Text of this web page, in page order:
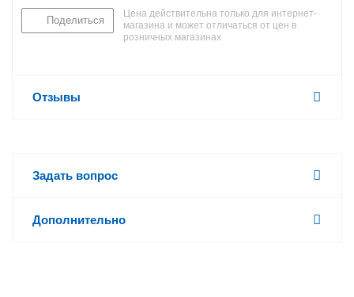
Поделиться
Цена действительна только для интернет-
магазина и может отличаться от цен в
розничных магазинах
Отзывы
Задать вопрос
Дополнительно